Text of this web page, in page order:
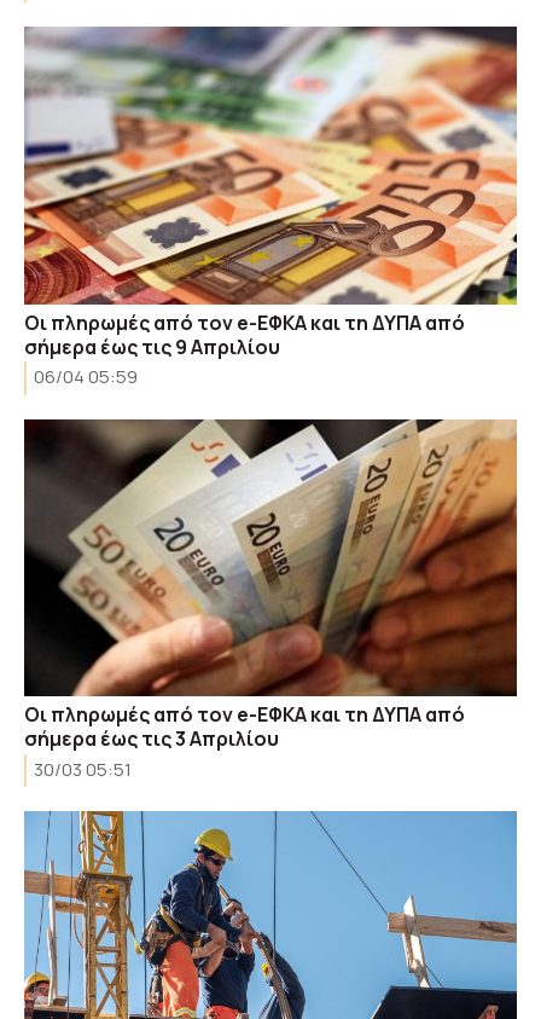
Οι πληρωμές από τον e-ΕΦΚΑ και τη ΔΥΠΑ από
σήμερα έως τις 9 Απριλίου
06/04 05:59
Οι πληρωμές από τον e-ΕΦΚΑ και τη ΔΥΠΑ από
σήμερα έως τις 3 Απριλίου
30/03 05:51